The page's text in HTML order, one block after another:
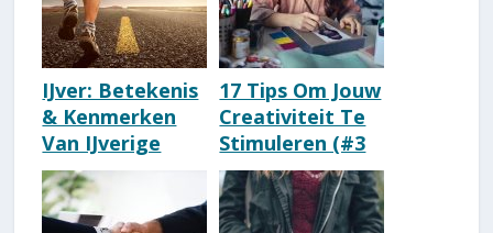
IJver: Betekenis
& Kenmerken
Van IJverige
Mensen
17 Tips Om Jouw
Creativiteit Te
Stimuleren (#3
Verbaast Je)